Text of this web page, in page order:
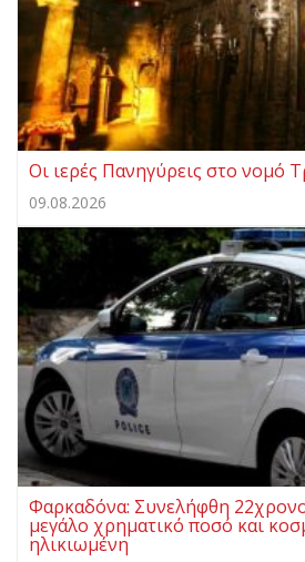
Οι ιερές Πανηγύρεις στο νομό
09.08.2026
Φαρκαδόνα: Συνελήφθη
μεγάλο χρηματικό ποσό και
ηλικιωμένη